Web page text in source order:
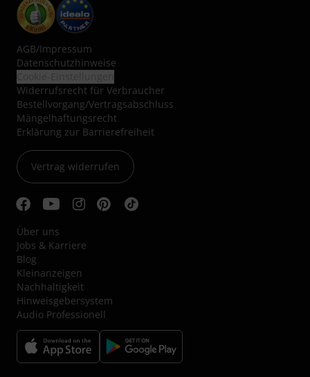
AGB/Impressum
Datenschutzhinweise
Widerrufsrecht für Verbraucher
Bestellvorgang/Vertragsabschluss
Mängelhaftungsrecht
Erklärung zur Barrierefreiheit
Vertrag widerrufen
Über uns
Jobs & Karriere
Blog
Kleinanzeigen
Nachhaltigkeit
Hinweisgebersystem
Audio Professionell